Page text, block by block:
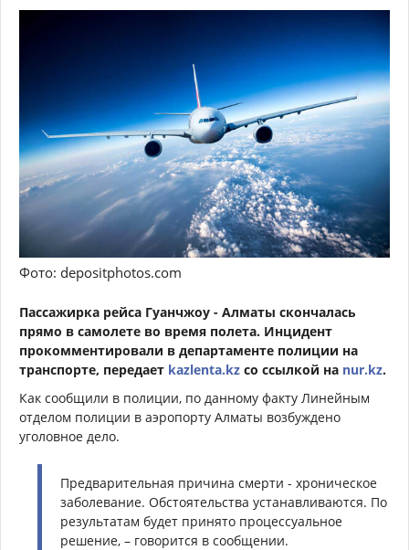
Фото: depositphotos.com
Пассажирка рейса Гуанчжоу - Алматы скончалась
прямо в самолете во время полета. Инцидент
прокомментировали в департаменте полиции на
транспорте, передает kazlenta.kz со ссылкой на nur.kz.
Как сообщили в полиции, по данному факту Линейным
отделом полиции в аэропорту Алматы возбуждено
уголовное дело.
Предварительная причина смерти - хроническое
заболевание. Обстоятельства устанавливаются. По
результатам будет принято процессуальное
решение, – говорится в сообщении.